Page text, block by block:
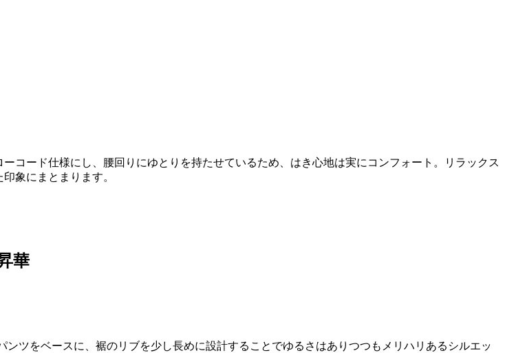
コード仕様にし、腰回りにゆとりを持たせているため、はき心地は実にコンフォート。リラックス
象にまとまります。
華
ツをベースに、裾のリブを少し長めに設計することでゆるさはありつつもメリハリあるシルエッ